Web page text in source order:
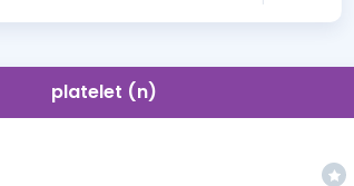
İngilizce Gramer
platelet (n)